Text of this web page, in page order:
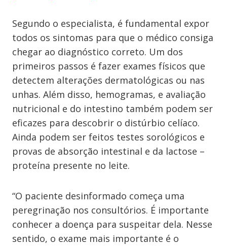
Segundo o especialista, é fundamental expor
todos os sintomas para que o médico consiga
chegar ao diagnóstico correto. Um dos
primeiros passos é fazer exames físicos que
detectem alterações dermatológicas ou nas
unhas. Além disso, hemogramas, e avaliação
nutricional e do intestino também podem ser
eficazes para descobrir o distúrbio celíaco.
Ainda podem ser feitos testes sorológicos e
provas de absorção intestinal e da lactose –
proteína presente no leite.
“O paciente desinformado começa uma
peregrinação nos consultórios. É importante
conhecer a doença para suspeitar dela. Nesse
sentido, o exame mais importante é o